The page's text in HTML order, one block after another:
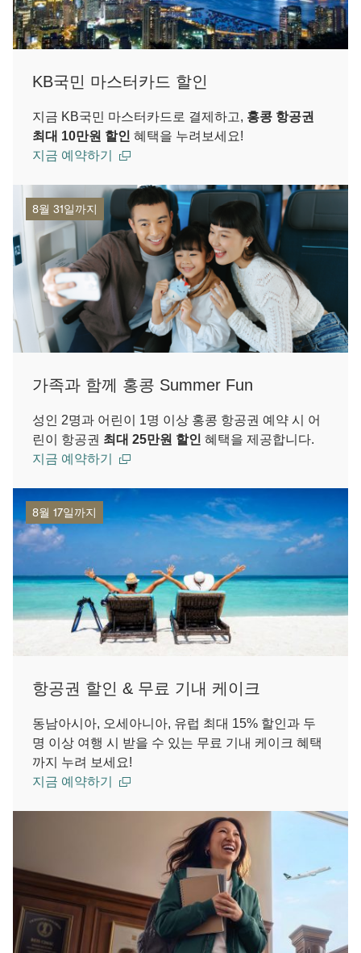
KB국민 마스터카드 할인
지금 KB국민 마스터카드로 결제하고, 홍콩 항공권
최대 10만원 할인 혜택을 누려보세요!
지금 예약하기
8월 31일까지
가족과 함께 홍콩 Summer Fun
성인 2명과 어린이 1명 이상 홍콩 항공권 예약 시 어
린이 항공권 최대 25만원 할인 혜택을 제공합니다.
지금 예약하기
8월 17일까지
항공권 할인 & 무료 기내 케이크
동남아시아, 오세아니아, 유럽 최대 15% 할인과 두
명 이상 여행 시 받을 수 있는 무료 기내 케이크 혜택
까지 누려 보세요!
지금 예약하기